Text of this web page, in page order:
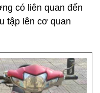
có liên quan đến
tập lên cơ quan